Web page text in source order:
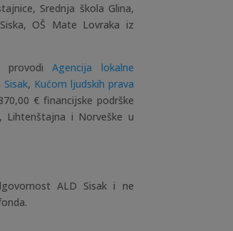
Srednja škola Glina,
OŠ Mate Lovraka iz
provodiAgencija lokalne
, Kućom ljudskih prava
€ financijske podrške
Lihtenštajna i Norveške u
ALD Sisak i ne